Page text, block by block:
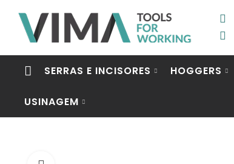
SERRAS E INCISORES HOGGERS
USINAGEM